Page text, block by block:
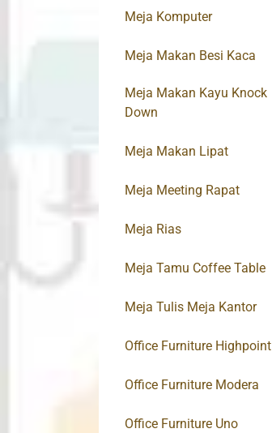
Meja Komputer
Meja Makan Besi Kaca
Meja Makan Kayu Knock
Down
Meja Makan Lipat
Meja Meeting Rapat
Meja Rias
Meja Tamu Coffee Table
Meja Tulis Meja Kantor
Office Furniture Highpoint
Office Furniture Modera
Office Furniture Uno